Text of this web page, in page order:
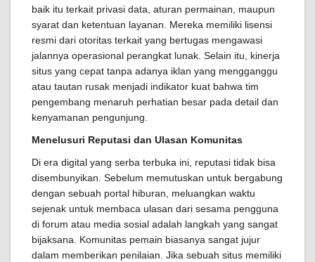
baik itu terkait privasi data, aturan permainan, maupun
syarat dan ketentuan layanan. Mereka memiliki lisensi
resmi dari otoritas terkait yang bertugas mengawasi
jalannya operasional perangkat lunak. Selain itu, kinerja
situs yang cepat tanpa adanya iklan yang mengganggu
atau tautan rusak menjadi indikator kuat bahwa tim
pengembang menaruh perhatian besar pada detail dan
kenyamanan pengunjung.
Menelusuri Reputasi dan Ulasan Komunitas
Di era digital yang serba terbuka ini, reputasi tidak bisa
disembunyikan. Sebelum memutuskan untuk bergabung
dengan sebuah portal hiburan, meluangkan waktu
sejenak untuk membaca ulasan dari sesama pengguna
di forum atau media sosial adalah langkah yang sangat
bijaksana. Komunitas pemain biasanya sangat jujur
dalam memberikan penilaian. Jika sebuah situs memiliki